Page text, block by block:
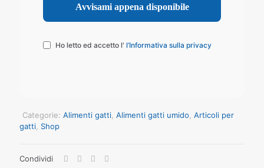
Ho letto ed accetto l' l’Informativa sulla privacy
Categorie: Alimenti gatti Alimenti gatti umido Articoli per
gatti Shop
Condividi